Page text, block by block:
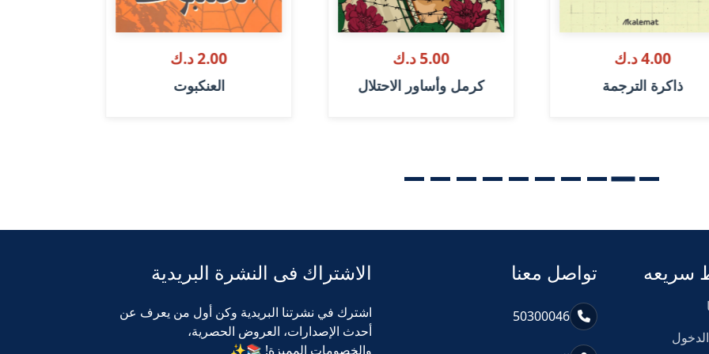
4.00 د.ك
ذاكرة الترجمة
5.00 د.ك
كرمل وأساور الاحتلال
2.00 د.ك
العنكبوت
سريعه تواصل معنا
50300046
الاشتراك فى النشرة البريدية
اشترك في نشرتنا البريدية وكن أول من يعرف عن
أحدث الإصدارات، العروض الحصرية،
والخصومات المميزة! 📚✨